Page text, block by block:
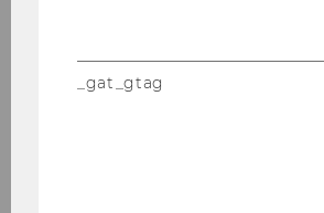
NPO-Forum: Veranstaltungsort
_gat_gtag